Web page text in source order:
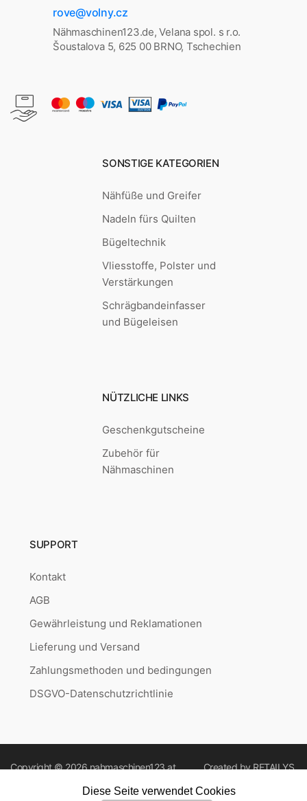
rove@volny.cz
Nähmaschinen123.de, Velana spol. s r.o.
Šoustalova 5, 625 00 BRNO, Tschechien
SONSTIGE KATEGORIEN
Nähfüße und Greifer
Nadeln fürs Quilten
Bügeltechnik
Vliesstoffe, Polster und
Verstärkungen
Schrägbandeinfasser
und Bügeleisen
NÜTZLICHE LINKS
Geschenkgutscheine
Zubehör für
Nähmaschinen
SUPPORT
Kontakt
AGB
Gewährleistung und Reklamationen
Lieferung und Versand
Zahlungsmethoden und bedingungen
DSGVO-Datenschutzrichtlinie
Copyright © 2026nahmaschinen123.at Created byRETAILYS.
Diese Seite verwendet Cookies